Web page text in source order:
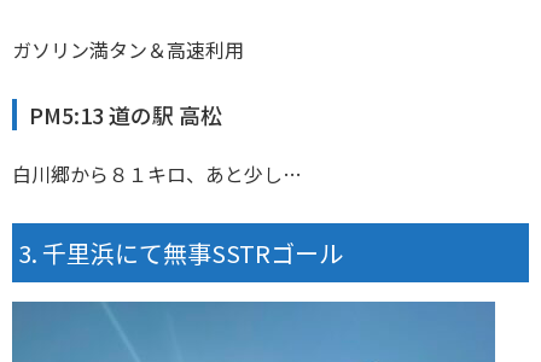
ガソリン満タン＆高速利用
PM5:13 道の駅 高松
白川郷から８１キロ、あと少し…
千里浜にて無事SSTRゴール